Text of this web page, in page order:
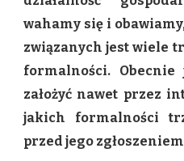
wahamy się i
związanych jest wiele
formalności.
założyć nawet przez
jakich formalności
przed jego